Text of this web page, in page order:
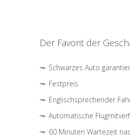
Der Favorit der
Schwarzes Auto
Festpreis
Englischsprechender
Automatische
60 Minuten Wartezeit